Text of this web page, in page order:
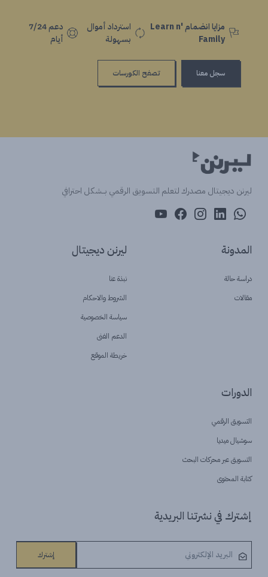
مزايا انضمام Learn n'
Family
استرداد أموال
بسهولة
دعم 7/24
أيام
سجل معنا تصفح الكورسات
ليرنن ديجيتال مصدرك لتعلم التسويق الرقمي بــشكل احترافي
المدونة
دراسة حالة
مقالات
ليرنن ديجيتال
نبذة عنا
الشروط والاحكام
سياسة الخصوصية
الدعم الفنى
خريطة الموقع
الدورات
التسويق الرقمي
سوشيال ميديا
التسويق عبر محركات البحث
كتابة المحتوى
إشترك في نشرتنا البريدية
إشترك